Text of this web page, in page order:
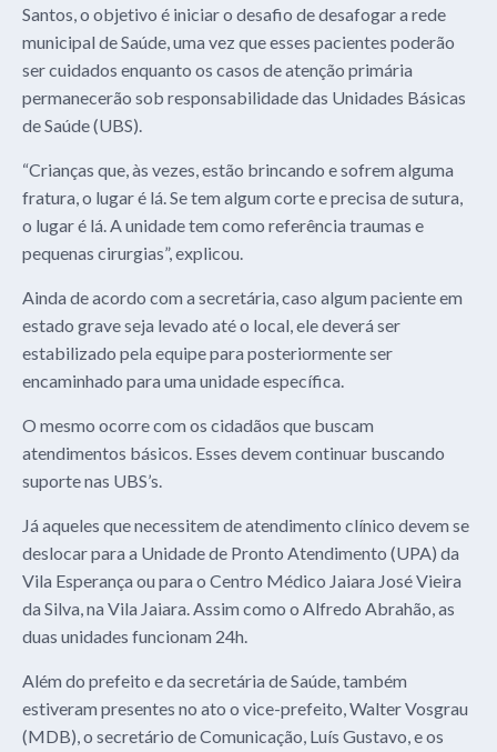
Santos, o objetivo é iniciar o desafio de desafogar a rede
municipal de Saúde, uma vez que esses pacientes poderão
ser cuidados enquanto os casos de atenção primária
permanecerão sob responsabilidade das Unidades Básicas
de Saúde (UBS).
“Crianças que, às vezes, estão brincando e sofrem alguma
fratura, o lugar é lá. Se tem algum corte e precisa de sutura,
o lugar é lá. A unidade tem como referência traumas e
pequenas cirurgias”, explicou.
Ainda de acordo com a secretária, caso algum paciente em
estado grave seja levado até o local, ele deverá ser
estabilizado pela equipe para posteriormente ser
encaminhado para uma unidade específica.
O mesmo ocorre com os cidadãos que buscam
atendimentos básicos. Esses devem continuar buscando
suporte nas UBS’s.
Já aqueles que necessitem de atendimento clínico devem se
deslocar para a Unidade de Pronto Atendimento (UPA) da
Vila Esperança ou para o Centro Médico Jaiara José Vieira
da Silva, na Vila Jaiara. Assim como o Alfredo Abrahão, as
duas unidades funcionam 24h.
Além do prefeito e da secretária de Saúde, também
estiveram presentes no ato o vice-prefeito, Walter Vosgrau
(MDB), o secretário de Comunicação, Luís Gustavo, e os